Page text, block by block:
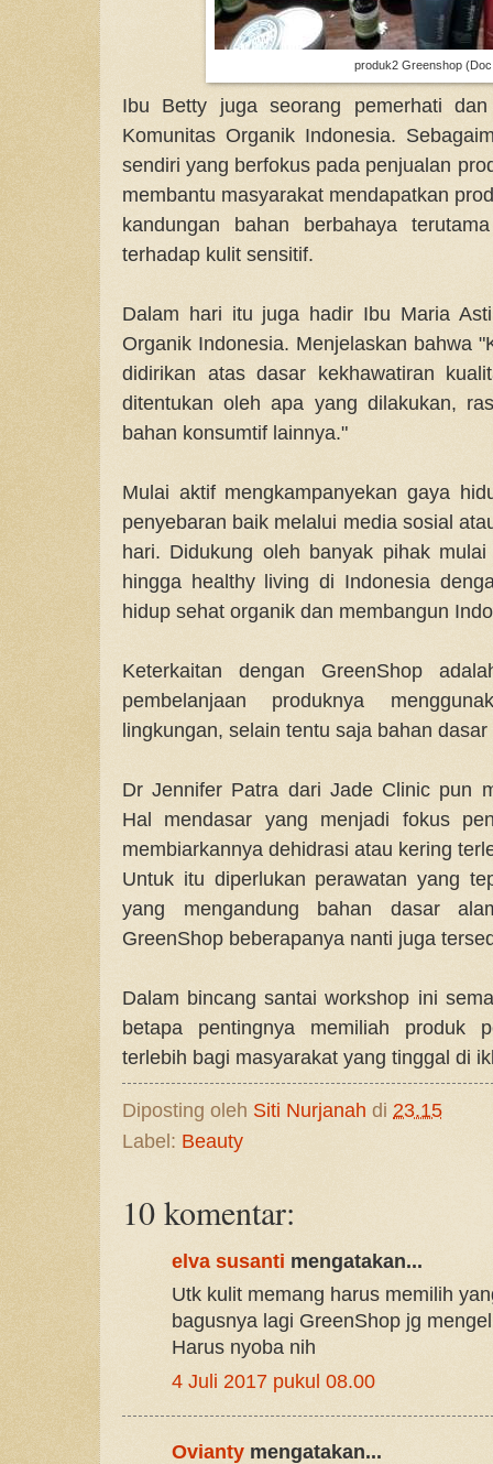
produk2 Greenshop
Ibu Betty juga seorang pemerhati
Komunitas Organik Indonesia.
sendiri yang berfokus pada penjualan
membantu masyarakat mendapatkan
kandungan bahan berbahaya
terhadap kulit sensitif.
Dalam hari itu juga hadir Ibu Maria
Organik Indonesia. Menjelaskan bahwa
didirikan atas dasar kekhawatiran
ditentukan oleh apa yang dilakukan,
bahan konsumtif lainnya."
Mulai aktif mengkampanyekan gaya
penyebaran baik melalui media sosial
hari. Didukung oleh banyak pihak
hingga healthy living di Indonesia
hidup sehat organik dan membangun
Keterkaitan dengan GreenShop
pembelanjaan produknya
lingkungan, selain tentu saja bahan
Dr Jennifer Patra dari Jade Clinic pun
Hal mendasar yang menjadi fokus
membiarkannya dehidrasi atau kering
Untuk itu diperlukan perawatan yang
yang mengandung bahan dasar
GreenShop beberapanya nanti juga
Dalam bincang santai workshop ini
betapa pentingnya memiliah produk
terlebih bagi masyarakat yang tinggal di
Diposting oleh Siti Nurjanah di 23.15
Label: Beauty
10 komentar:
elva susanti mengatakan...
Utk kulit memang harus memilih
bagusnya lagi GreenShop jg
Harus nyoba nih
4 Juli 2017 pukul 08.00
Ovianty mengatakan...